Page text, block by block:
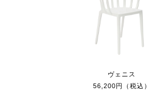
ヴェニス
56,200円（税込）